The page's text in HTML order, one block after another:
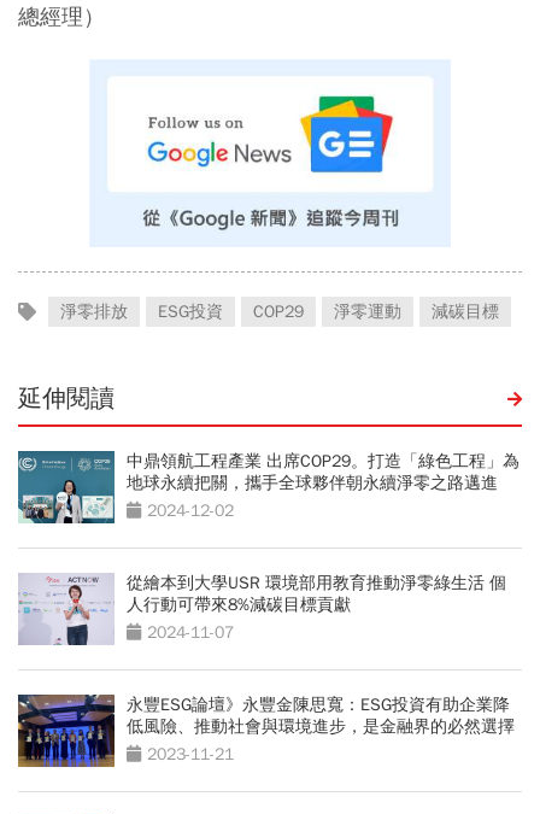
總經理）
淨零排放 ESG投資 COP29 淨零運動 減碳目標
延伸閱讀
中鼎領航工程產業 出席COP29。打造「綠色工程」為
地球永續把關，攜手全球夥伴朝永續淨零之路邁進
2024-12-02
從繪本到大學USR 環境部用教育推動淨零綠生活 個
人行動可帶來8%減碳目標貢獻
2024-11-07
永豐ESG論壇》永豐金陳思寬：ESG投資有助企業降
低風險、推動社會與環境進步，是金融界的必然選擇
2023-11-21